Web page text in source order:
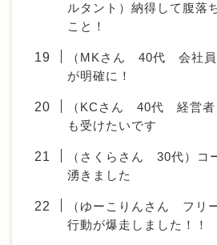
ルタント）納得して腹落
こと！
（MKさん 40代 会社員
が明確に！
（KCさん 40代 経営者
も受けたいです
（さくらさん 30代）コ
湧きました
（ゆーこりんさん フリ
行動が爆走しました！！